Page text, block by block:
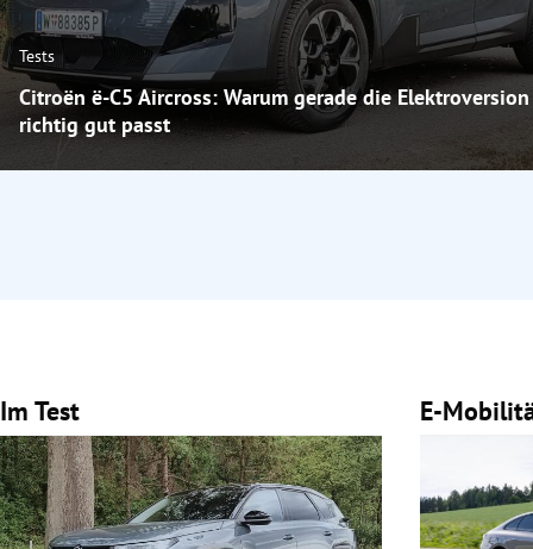
Tests
Citroën ë-C5 Aircross: Warum gerade die Elektroversion
richtig gut passt
Im Test E-